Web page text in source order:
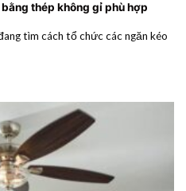
thép không gỉ phù hợp
tìm cách tổ chức các ngăn kéo